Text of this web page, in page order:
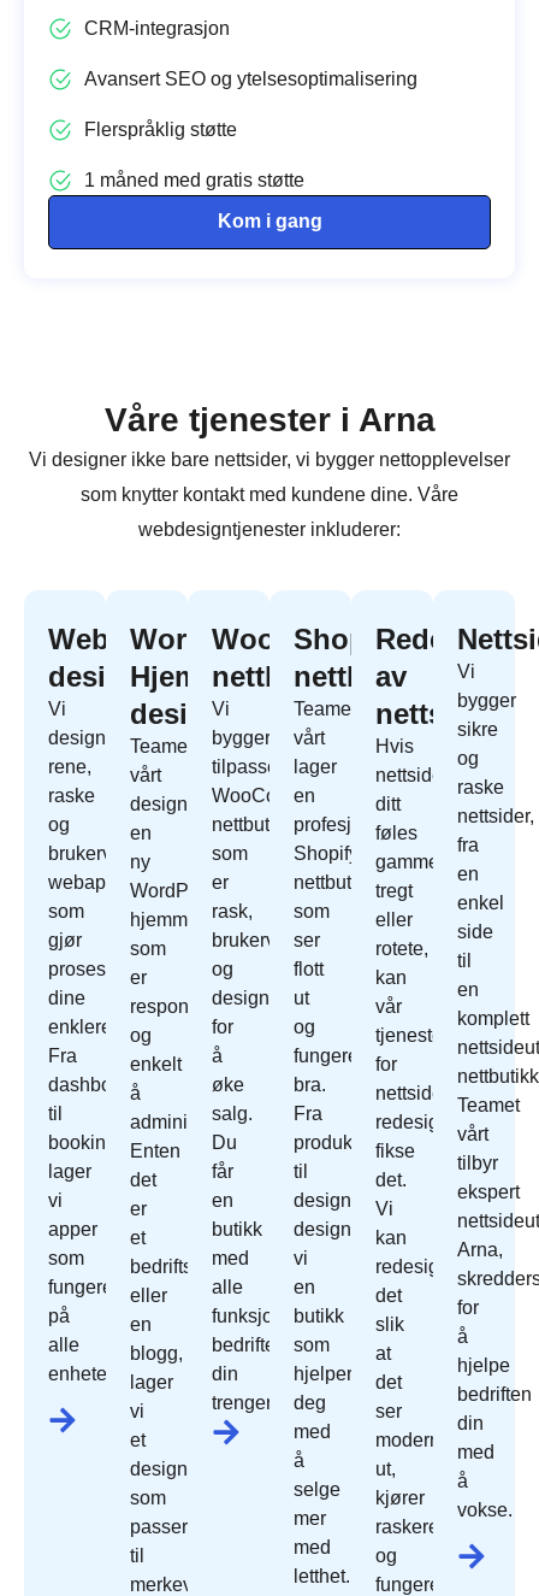
CRM-integrasjon
Avansert SEO og ytelsesoptimalisering
Flerspråklig støtte
1 måned med gratis støtte
Kom i gang
Våre tjenester i Arna
Vi designer ikke bare nettsider, vi bygger nettopplevelser
som knytter kontakt med kundene dine. Våre
webdesigntjenester inkluderer:
Webapp
design
Vi
designer
rene,
raske
og
brukervennlige
webapper
som
gjør
prosessene
dine
enklere.
Fra
dashbord
til
bookingsystemer
lager
vi
apper
som
fungerer
på
alle
enheter.
WordPress
Hjemmeside
design
Teamet
vårt
designer
en
ny
WordPress
hjemmeside
som
er
responsivt
og
enkelt
å
administrere.
Enten
det
er
et
bedriftsnettsted
eller
en
blogg,
lager
vi
et
design
som
passer
til
merkevaren
WooCommerce
nettbutikk
Vi
bygger
tilpassede
WooCommerce
nettbutikk
som
er
rask,
brukervennlig
og
designet
for
å
øke
salg.
Du
får
en
butikk
med
alle
funksjonene
bedriften
din
trenger.
Shopify
nettbutikk
Teamet
vårt
lager
en
profesjonell
Shopify
nettbutikk
som
ser
flott
ut
og
fungerer
bra.
Fra
produktoppsett
til
design
designer
vi
en
butikk
som
hjelper
deg
med
å
selge
mer
med
letthet.
Redesign
av
nettside
Hvis
nettside
ditt
føles
gammelt,
tregt
eller
rotete,
kan
vår
tjeneste
for
nettside
redesign
fikse
det.
Vi
kan
redesign
det
slik
at
det
ser
moderne
ut,
kjører
raskere
og
fungerer
Vi
bygger
sikre
og
raske
nettsider,
fra
en
enkel
side
til
en
komplett
Teamet
vårt
tilbyr
ekspert
Arna,
for
å
hjelpe
bedriften
din
med
å
vokse.